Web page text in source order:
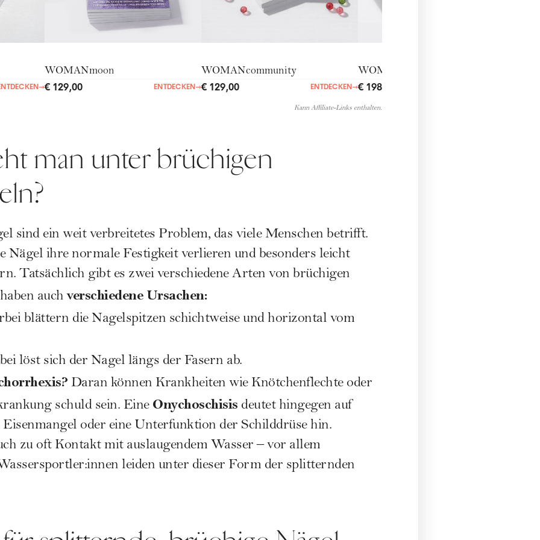
→
WOMANmoon
€ 129,00 ENTDECKEN→
WOMANcommunity
€ 129,00 ENTDECKEN→
WOMANfeelgood
€ 198,00
Kann Affiliate-Links enthalten.
man unter brüchigen
sind ein weit verbreitetes Problem, das viele Menschen betrifft.
Nägel ihre normale Festigkeit verlieren und besonders leicht
Tatsächlich gibt es zwei verschiedene Arten von brüchigen
auchverschiedene Ursachen:
blättern die Nagelspitzen schichtweise und horizontal vom
löst sich der Nagel längs der Fasern ab.
Daran können Krankheiten wie Knötchenflechte oder
schuld sein. Eine Onychoschisis deutet hingegen auf
oder eine Unterfunktion der Schilddrüse hin.
zu oft Kontakt mit auslaugendem Wasser – vor allem
leiden unter dieser Form der splitternden